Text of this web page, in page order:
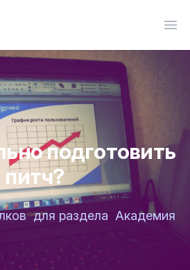
подготовить
питч?
для раздела Академия